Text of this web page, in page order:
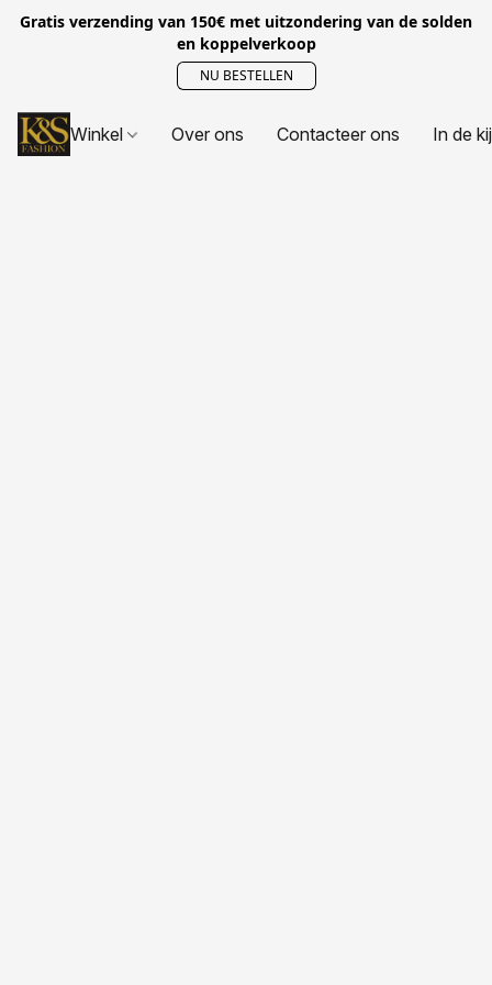
Gratis verzending van 150€ met uitzondering van de solden
en koppelverkoop
NU BESTELLEN
Winkel Over ons Contacteer ons In de